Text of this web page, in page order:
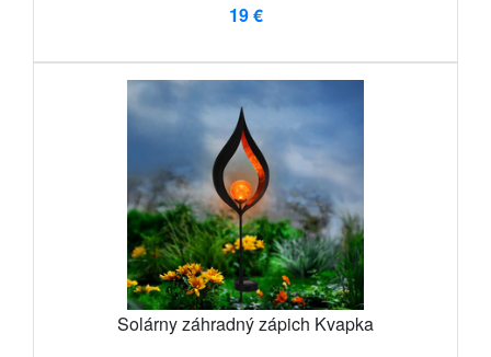
19 €
Solárny záhradný zápich Kvapka